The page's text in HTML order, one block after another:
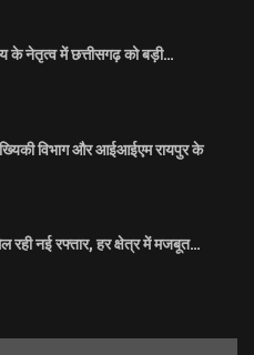
के नेतृत्व में छत्तीसगढ़ को बड़ी…
विभाग और आईआईएम रायपुर के
रही नई रफ्तार, हर क्षेत्र में मजबूत…